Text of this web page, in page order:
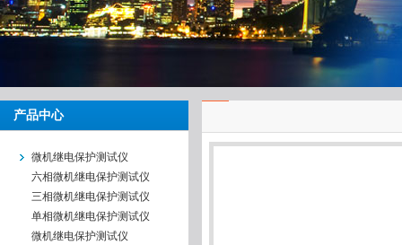
产品中心
微机继电保护测试仪
六相微机继电保护测试仪
三相微机继电保护测试仪
单相微机继电保护测试仪
微机继电保护测试仪